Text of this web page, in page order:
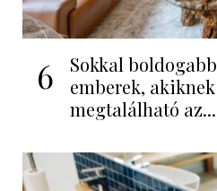
6
Sokkal
emberek,
megtalálható az...